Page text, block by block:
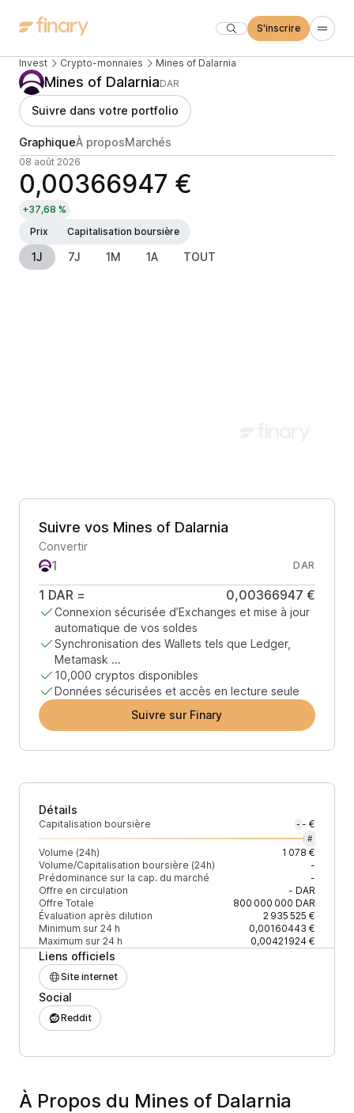
S'inscrire
Invest Crypto-monnaies Mines of Dalarnia
Mines of DalarniaDAR
Suivre dans votre portfolio
GraphiqueÀ proposMarchés
08 août 2026
0,00366947 €
+37,68 %
Prix
Capitalisation boursière
1J 7J 1M 1A TOUT
Suivre vos Mines of Dalarnia
Convertir
DAR
1 DAR = 0,00366947 €
Connexion sécurisée d’Exchanges et mise à jour
automatique de vos soldes
Synchronisation des Wallets tels que Ledger,
Metamask ...
10,000 cryptos disponibles
Données sécurisées et accès en lecture seule
Suivre sur Finary
Détails
Capitalisation boursière - - €
#
Volume (24h)
1 078 €
Volume/Capitalisation boursière (24h)
-
Prédominance sur la cap. du marché
-
Offre en circulation
- DAR
Offre Totale
800 000 000 DAR
Évaluation après dilution
2 935 525 €
Minimum sur 24 h
0,00160443 €
Maximum sur 24 h
0,00421924 €
Liens officiels
Site internet
Social
Reddit
À Propos du Mines of Dalarnia